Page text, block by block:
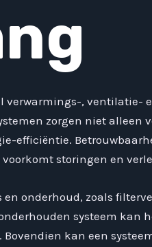
verwarmings-,
zorgen niet alleen
efficiëntie.
storingen en
en onderhoud, zoals
systeem
Bovendien kan een